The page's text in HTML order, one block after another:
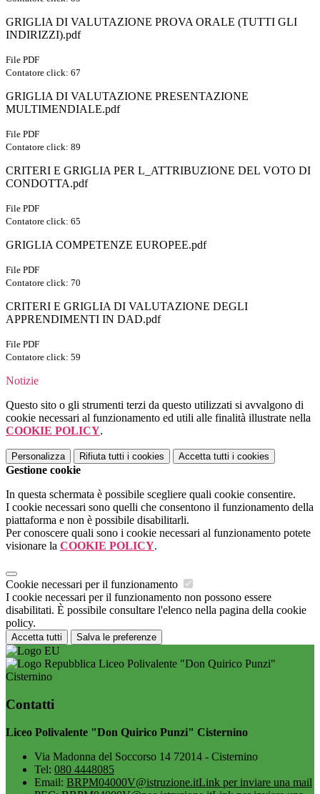
GRIGLIA DI VALUTAZIONE PROVA ORALE (TUTTI GLI
INDIRIZZI).pdf
File PDF
Contatore click: 67
GRIGLIA DI VALUTAZIONE PRESENTAZIONE
MULTIMENDIALE.pdf
File PDF
Contatore click: 89
CRITERI E GRIGLIA PER L_ATTRIBUZIONE DEL VOTO DI
CONDOTTA.pdf
File PDF
Contatore click: 65
GRIGLIA COMPETENZE EUROPEE.pdf
File PDF
Contatore click: 70
CRITERI E GRIGLIA DI VALUTAZIONE DEGLI
APPRENDIMENTI IN DAD.pdf
File PDF
Contatore click: 59
Notizie
Questo sito o gli strumenti terzi da questo utilizzati si avvalgono di
cookie necessari al funzionamento ed utili alle finalità illustrate nella
COOKIE POLICY.
Personalizza Rifiuta tutti i cookies Accetta tutti i cookies
Gestione cookie
In questa schermata è possibile scegliere quali cookie consentire.
I cookie necessari sono quelli che consentono il funzionamento della
piattaforma e non è possibile disabilitarli.
Per conoscere quali sono i cookie necessari al funzionamento potete
visionare la COOKIE POLICY.
Cookie necessari per il funzionamento
I cookie necessari per il funzionamento non possono essere
disabilitati. È possibile consultare l'elenco nella pagina della cookie
policy.
Accetta tutti Salva le preferenze
Liceo Polivalente "Don Quirico Punzi"
Cisternino
Contatti
Liceo Polivalente "Don Quirico Punzi" Cisternino
Via Madonna del Soccorso 14 72014 - Cisternino
Tel: 080 4448085
Email: BRPM04000V@istruzione.itLink per inviare una mail